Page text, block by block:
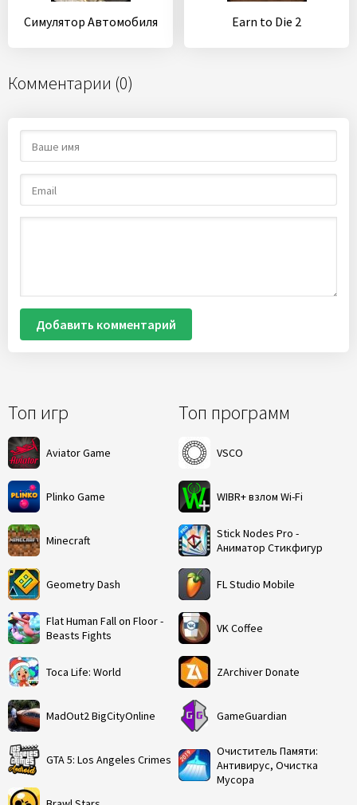
Топ игр
Aviator Game
Plinko Game
Minecraft
Geometry Dash
Flat Human Fall on Floor -
Beasts Fights
Toca Life: World
MadOut2 BigCityOnline
GTA 5: Los Angeles Crimes
Топ программ
VSCO
WIBR+ взлом Wi-Fi
Stick Nodes Pro -
Аниматор Стикфигур
FL Studio Mobile
VK Coffee
ZArchiver Donate
GameGuardian
Очиститель Памяти:
Антивирус, Очистка
Мусора
Симулятор Автомобиля Earn to Die 2
Комментарии (0)
Добавить комментарий